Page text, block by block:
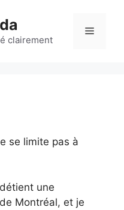
clairement
Menu
se limite pas à
une
Montréal, et je